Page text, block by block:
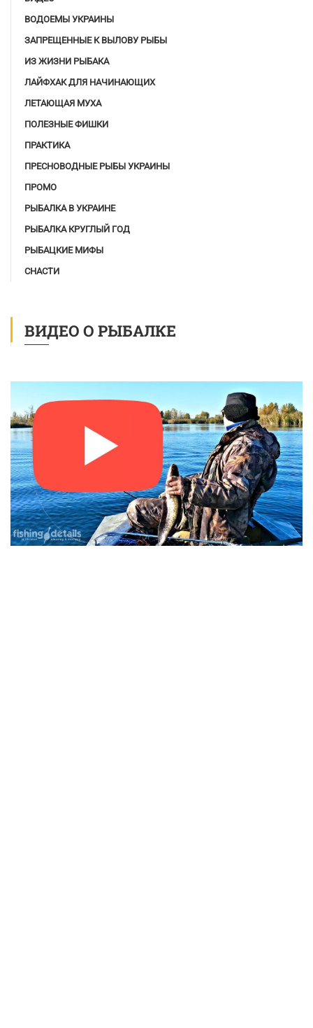
ВОДОЕМЫ УКРАИНЫ
ЗАПРЕЩЕННЫЕ К ВЫЛОВУ РЫБЫ
ИЗ ЖИЗНИ РЫБАКА
ЛАЙФХАК ДЛЯ НАЧИНАЮЩИХ
ЛЕТАЮЩАЯ МУХА
ПОЛЕЗНЫЕ ФИШКИ
ПРАКТИКА
ПРЕСНОВОДНЫЕ РЫБЫ УКРАИНЫ
ПРОМО
РЫБАЛКА В УКРАИНЕ
РЫБАЛКА КРУГЛЫЙ ГОД
РЫБАЦКИЕ МИФЫ
СНАСТИ
ВИДЕО О РЫБАЛКЕ